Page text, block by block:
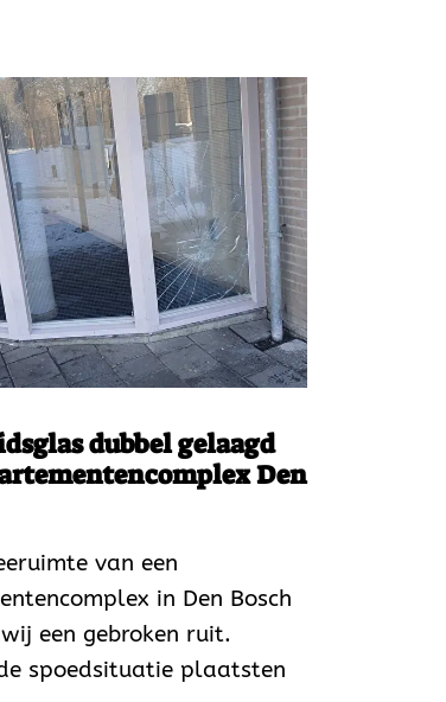
dubbel gelaagd
Den
van een
in Den Bosch
een gebroken ruit.
spoedsituatie plaatsten